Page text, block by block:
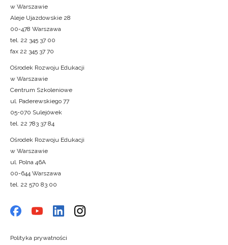
w Warszawie
Aleje Ujazdowskie 28
00-478 Warszawa
tel. 22 345 37 00
fax 22 345 37 70
Ośrodek Rozwoju Edukacji
w Warszawie
Centrum Szkoleniowe
ul. Paderewskiego 77
05-070 Sulejówek
tel. 22 783 37 84
Ośrodek Rozwoju Edukacji
w Warszawie
ul. Polna 46A
00-644 Warszawa
tel. 22 570 83 00
Polityka prywatności